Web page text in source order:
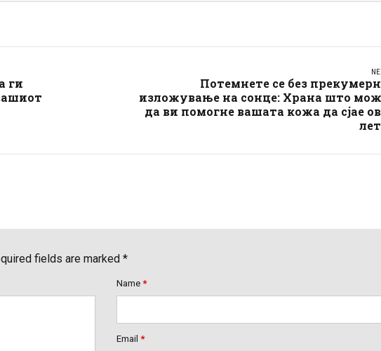
ги
Потемнете се без
изложување на сонце: Храна што
да ви помогне вашата кожа да сјае
fields are marked *
Name *
Email *